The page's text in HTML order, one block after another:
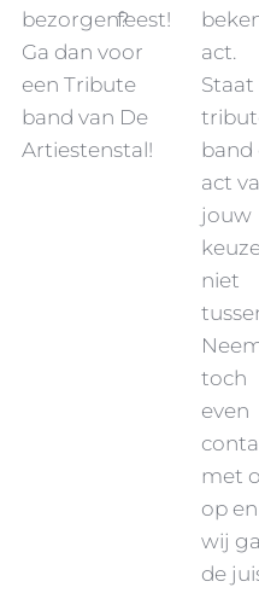
bezorgen?
Ga dan voor
een Tribute
band van De
Artiestenstal!
feest!
act.
Staat
band
act
jouw
niet
toch
even
met
op en
wij
de